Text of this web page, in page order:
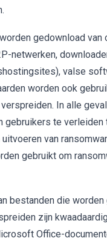
gedownload van
netwerken,
valse
worden ook
In alle
gebruikers te
van
gebruikt om
bestanden die
zijn
Office-